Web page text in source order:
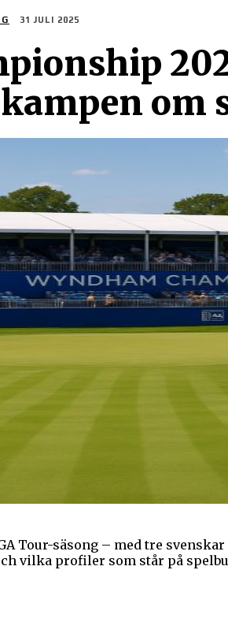
31 JULI 2025
om
Tour-säsong – med tre
vilka profiler som står på